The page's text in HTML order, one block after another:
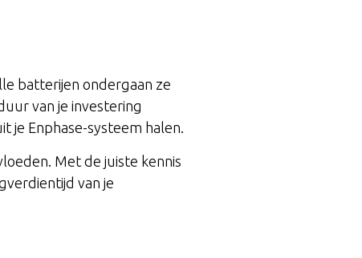
batterijen ondergaan ze
van je investering
je Enphase-systeem halen.
Met de juiste kennis
van je